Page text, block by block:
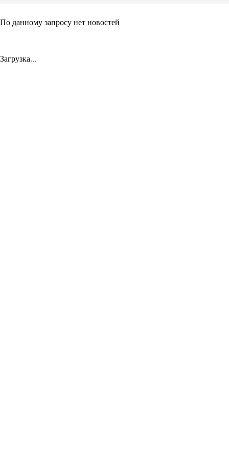
По данному запросу нет новостей
Загрузка...